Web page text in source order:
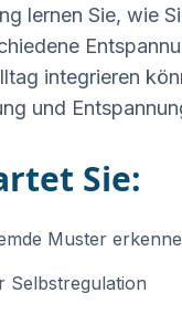
lernen Sie, wie
integrieren
und
Sie:
Muster
Selbstregulation